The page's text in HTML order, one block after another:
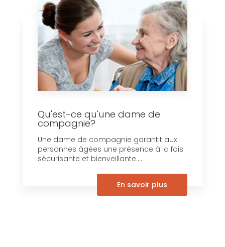
Qu'est-ce qu'une dame de
compagnie?
Une dame de compagnie garantit aux
personnes âgées une présence à la fois
sécurisante et bienveillante....
En savoir plus